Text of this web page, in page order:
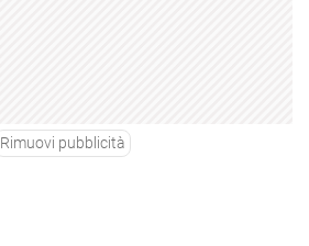
Rimuovi pubblicità